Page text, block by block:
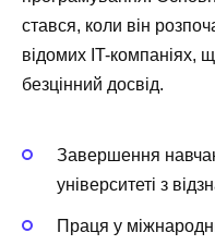
стався, коли він
відомих IT-компаніях,
безцінний досвід.
Завершення
університеті з
Праця у